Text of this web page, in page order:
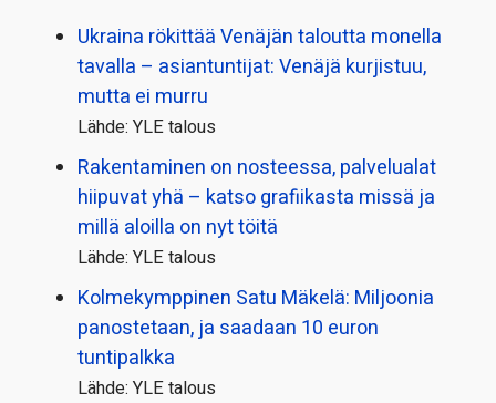
Ukraina rökittää Venäjän taloutta monella
tavalla – asiantuntijat: Venäjä kurjistuu,
mutta ei murru
Lähde: YLE talous
Rakentaminen on nosteessa, palvelualat
hiipuvat yhä – katso grafiikasta missä ja
millä aloilla on nyt töitä
Lähde: YLE talous
Kolmekymppinen Satu Mäkelä: Miljoonia
panostetaan, ja saadaan 10 euron
tuntipalkka
Lähde: YLE talous